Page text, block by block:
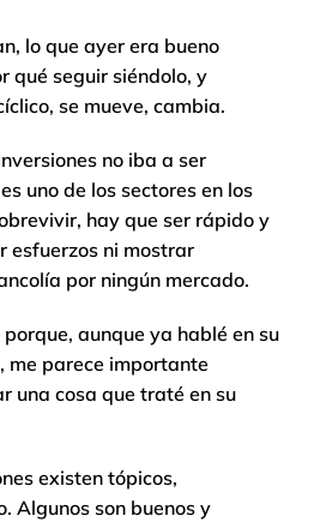
lo que ayer era bueno
qué seguir siéndolo, y
se mueve, cambia.
no iba a ser
uno de los sectores en los
hay que ser rápido y
esfuerzos ni mostrar
por ningún mercado.
aunque ya hablé en su
me parece importante
una cosa que traté en su
existen tópicos,
Algunos son buenos y